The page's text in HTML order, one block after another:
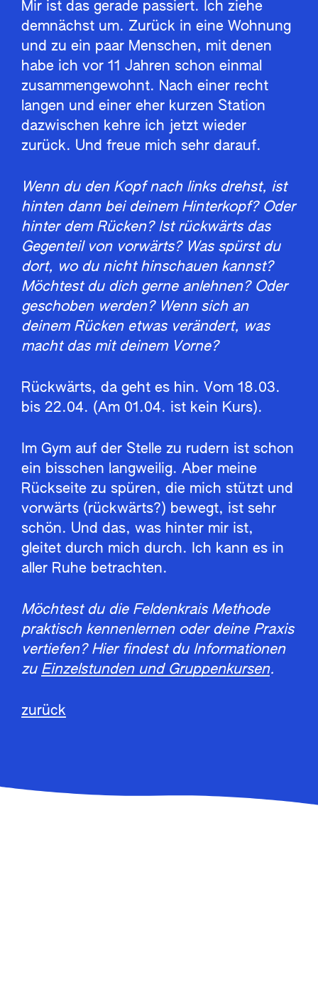
Mir ist das gerade passiert. Ich ziehe
demnächst um. Zurück in eine Wohnung
und zu ein paar Menschen, mit denen
habe ich vor 11 Jahren schon einmal
zusammengewohnt. Nach einer recht
langen und einer eher kurzen Station
dazwischen kehre ich jetzt wieder
zurück. Und freue mich sehr darauf.
Wenn du den Kopf nach links drehst, ist
hinten dann bei deinem Hinterkopf? Oder
hinter dem Rücken? Ist rückwärts das
Gegenteil von vorwärts? Was spürst du
dort, wo du nicht hinschauen kannst?
Möchtest du dich gerne anlehnen? Oder
geschoben werden? Wenn sich an
deinem Rücken etwas verändert, was
macht das mit deinem Vorne?
Rückwärts, da geht es hin. Vom 18.03.
bis 22.04. (Am 01.04. ist kein Kurs).
Im Gym auf der Stelle zu rudern ist schon
ein bisschen langweilig. Aber meine
Rückseite zu spüren, die mich stützt und
vorwärts (rückwärts?) bewegt, ist sehr
schön. Und das, was hinter mir ist,
gleitet durch mich durch. Ich kann es in
aller Ruhe betrachten.
Möchtest du die Feldenkrais Methode
praktisch kennenlernen oder deine Praxis
vertiefen? Hier findest du Informationen
zu Einzelstunden und Gruppenkursen.
zurück